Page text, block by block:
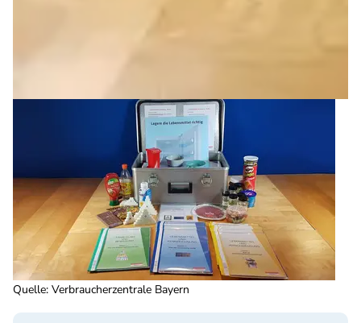
Quelle: Verbraucherzentrale Bayern